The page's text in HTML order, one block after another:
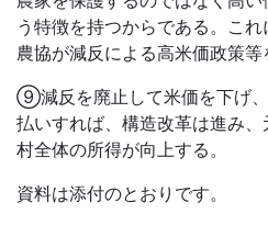
う特徴を持つからである。こ
農協が減反による高米価政策等
⑨減反を廃止して米価を下げ
払いすれば、構造改革は進み
村全体の所得が向上する。
資料は添付のとおりです。